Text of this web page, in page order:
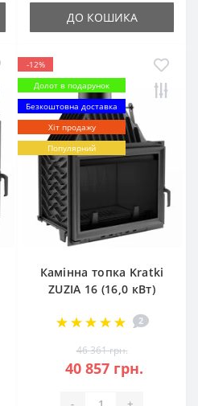
ДО КОШИКА
-12%
Долот в подарунок
Безкоштовна доставка
Хіт продажу
Популярний
Камінна топка Kratki
ZUZIA 16 (16,0 кВт)
2
46 361 грн.
40 857 грн.